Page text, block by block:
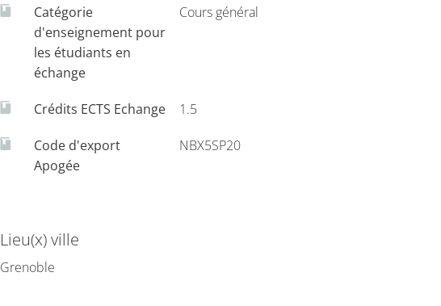
Catégorie
d'enseignement pour
les étudiants en
échange
Cours général
Crédits ECTS Echange 1.5
Code d'export
Apogée
NBX5SP20
Lieu(x) ville
Grenoble